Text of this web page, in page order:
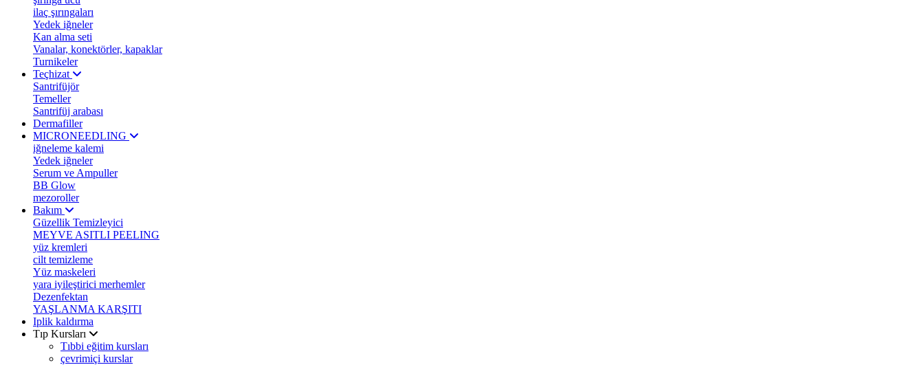
ilaç şırıngaları
Yedek iğneler
Kan alma seti
Vanalar, konektörler, kapaklar
Turnikeler
Teçhizat
Santrifüjör
Temeller
Santrifüj arabası
Dermafiller
MICRONEEDLING
iğneleme kalemi
Yedek iğneler
Serum ve Ampuller
BB Glow
mezoroller
Bakım
Güzellik Temizleyici
MEYVE ASITLI PEELING
yüz kremleri
cilt temizleme
Yüz maskeleri
yara iyileştirici merhemler
Dezenfektan
YAŞLANMA KARŞITI
Iplik kaldırma
Tıp Kursları
Tıbbi eğitim kursları
çevrimiçi kurslar